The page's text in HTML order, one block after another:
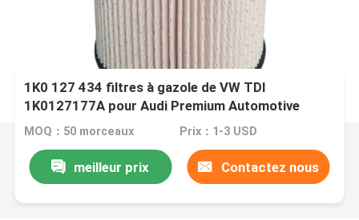
1K0 127 434 filtres à gazole de VW TDI
1K0127177A pour Audi Premium Automotive
MOQ：50 morceaux Prix：1-3 USD
meilleur prix Contactez nous